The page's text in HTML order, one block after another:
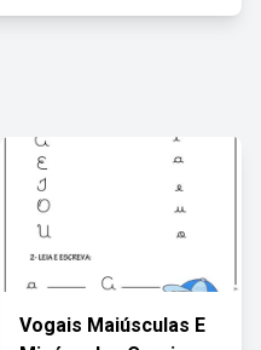
Vogais Maiúsculas E